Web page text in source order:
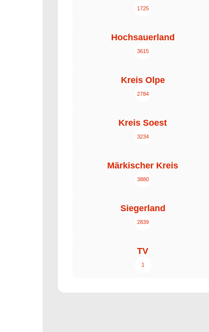
1725
Hochsauerland
3615
Kreis Olpe
2784
Kreis Soest
3234
Märkischer Kreis
3880
Siegerland
2839
TV
1